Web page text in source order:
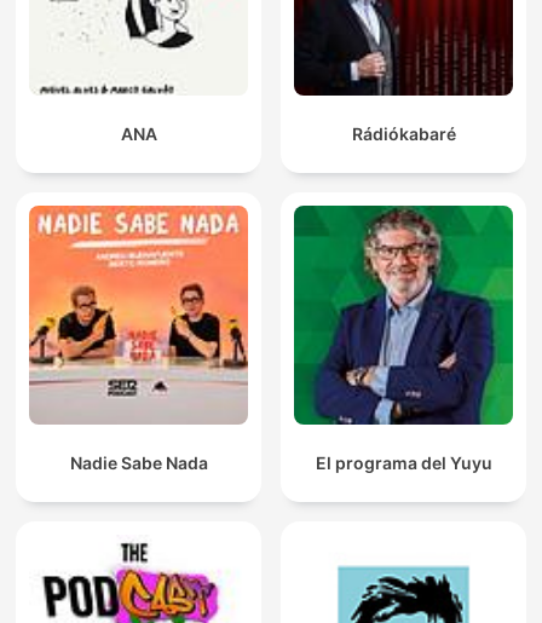
ANA Rádiókabaré
Nadie Sabe Nada El programa del Yuyu